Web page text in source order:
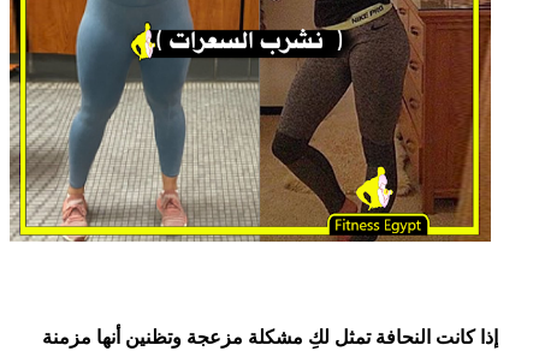
إذا كانت النحافة تمثل لكِ مشكلة مزعجة وتظنين أنها مزمنة